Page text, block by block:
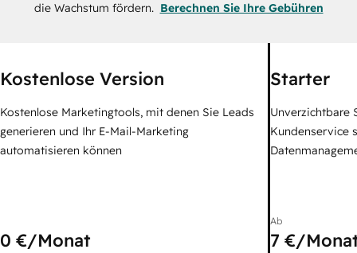
die Wachstum fördern. Berechnen Sie Ihre Gebühren
Kostenlose Version
Kostenlose Marketingtools, mit denen Sie Leads
generieren und Ihr E-Mail-Marketing
automatisieren können
0 €/Monat
Starter
Unverzichtbare
Kundenservice
Ab
7 €/